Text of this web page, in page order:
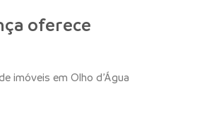
oferece
imóveis em Olho d’Água